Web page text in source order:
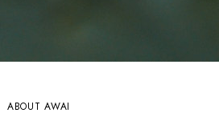
ABOUT AWAI